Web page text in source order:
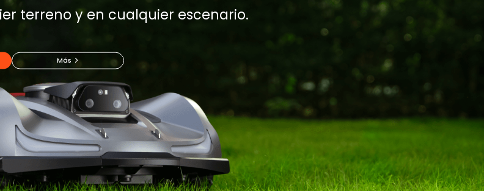
terreno y en cualquier escenario.
Más